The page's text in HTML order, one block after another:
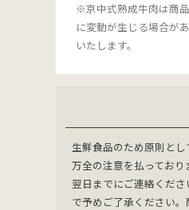
※京中式熟成牛肉は商
に変動が生じる場合が
いたします。
生鮮食品のため原則と
万全の注意を払ってお
翌日までにご連絡くだ
で予めご了承ください。